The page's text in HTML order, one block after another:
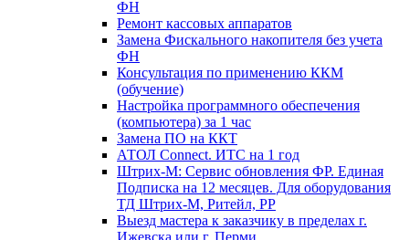
ФН
Ремонт кассовых аппаратов
Замена Фискального накопителя без учета
ФН
Консультация по применению ККМ
(обучение)
Настройка программного обеспечения
(компьютера) за 1 час
Замена ПО на ККТ
АТОЛ Connect. ИТС на 1 год
Штрих-М: Сервис обновления ФР. Единая
Подписка на 12 месяцев. Для оборудования
ТД Штрих-М, Ритейл, РР
Выезд мастера к заказчику в пределах г.
Ижевска или г. Перми